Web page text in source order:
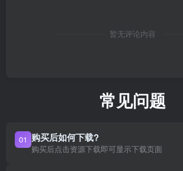
暂无评论内容
常见问题
01 购买后如何下载?
购买后点击资源下载即可显示下载页面